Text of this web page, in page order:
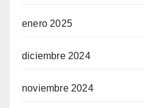
enero 2025
diciembre 2024
noviembre 2024